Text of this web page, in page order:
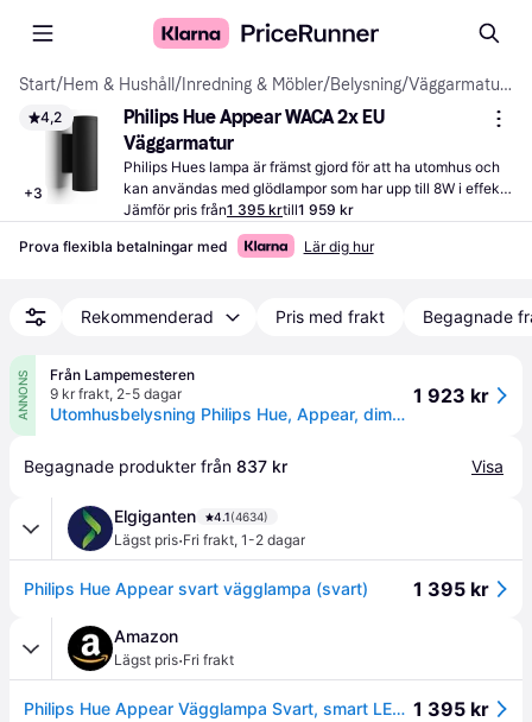
Start/Hem & Hushåll / Inredning & Möbler/Belysning/ Väggarmaturer
4,2
+3
Philips Hue Appear WACA 2x EU
Väggarmatur
Philips Hues lampa är främst gjord för att ha utomhus och
kan användas med glödlampor som har upp till 8W i effekt.
Perfekt för att bättra på belysningen på altanen.
Jämför pris från1 395 krtill1 959 kr
Prova flexibla betalningar med Lär dig hur
Rekommenderad Pris med frakt Begagnade
ANNONS
Från Lampemesteren
9 kr frakt, 2-5 dagar
Utomhusbelysning Philips Hue, Appear, dimbara, Svart, Metall, Modern
1 923 kr
Begagnade produkter från 837 kr Visa
Elgiganten 4.1(4634)
Lägst pris·Fri frakt, 1-2 dagar
Philips Hue Appear svart vägglampa (svart) 1 395 kr
Amazon
Lägst pris·Fri frakt
Philips Hue Appear Vägglampa Svart, smart LEDlampa med full färg för utomhusbruk, IP44 vädertålig, perfekt för fasadbelysning, balkong, terrass & garage, Zigbee, röststyrning med Alexa, Google & Siri 1 395 kr